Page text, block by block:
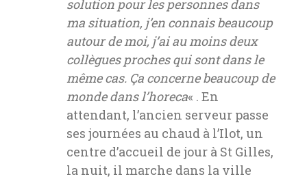
solution pour les personnes dans
ma situation, j’en connais beaucoup
autour de moi, j’ai au moins deux
collègues proches qui sont dans le
même cas. Ça concerne beaucoup de
monde dans l’horeca« . En
attendant, l’ancien serveur passe
ses journées au chaud à l’Ilot, un
centre d’accueil de jour à St Gilles,
la nuit, il marche dans la ville